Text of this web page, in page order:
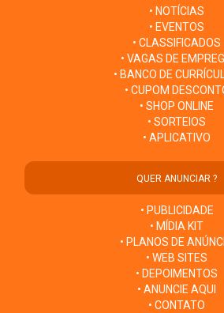
• NOTÍCIAS
• EVENTOS
• CLASSIFICADOS
• VAGAS DE
• BANCO DE
• CUPOM
• SHOP ONLINE
• SORTEIOS
• APLICATIVO
QUER ANUNCIAR ?
• PUBLICIDADE
• MÍDIA KIT
• PLANOS DE
• WEB SITES
• DEPOIMENTOS
• ANUNCIE AQUI
• CONTATO